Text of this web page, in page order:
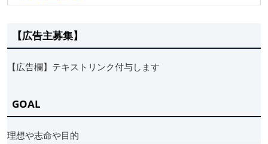
【広告主募集】
【広告欄】テキストリンク付与します
GOAL
理想や志命や目的